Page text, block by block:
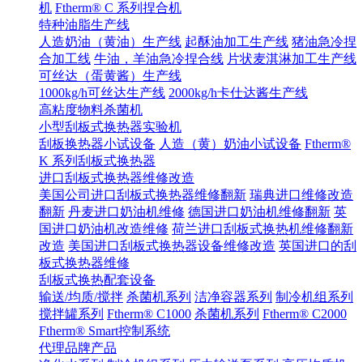
机 Ftherm® C 系列捏合机
特种油脂生产线
人造奶油（黄油）生产线 起酥油加工生产线 猪油急冷捏
合加工线 牛油，羊油急冷捏合线 片状麦淇淋加工生产线
可丝达（蛋黄酱）生产线
1000kg/h可丝达生产线 2000kg/h卡仕达酱生产线
高粘度物料杀菌机
小型刮板式换热器实验机
刮板换热器小试设备 人造（黄）奶油小试设备 Ftherm®
K 系列刮板式换热器
进口刮板式换热器维修改造
美国公司进口刮板式换热器维修翻新 瑞典进口维修改造
翻新 丹麦进口奶油机维修 德国进口奶油机维修翻新 英
国进口奶油机改造维修 荷兰进口刮板式换热机维修翻新
改造 美国进口刮板式换热器设备维修改造 英国进口的刮
板式换热器维修
刮板式换热配套设备
输送/均质/搅拌 杀菌机系列 洁净容器系列 制冷机组系列
搅拌罐系列 Ftherm® C1000 杀菌机系列 Ftherm® C2000
Ftherm® Smart控制系统
代理品牌产品